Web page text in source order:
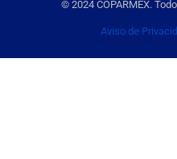
© 2024 COPARMEX.
Aviso de